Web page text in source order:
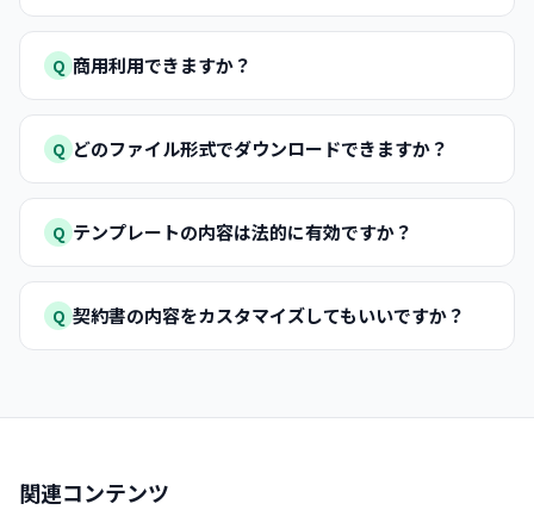
Q 商用利用できますか？
Q どのファイル形式でダウンロードできますか？
Q テンプレートの内容は法的に有効ですか？
Q 契約書の内容をカスタマイズしてもいいですか？
関連コンテンツ